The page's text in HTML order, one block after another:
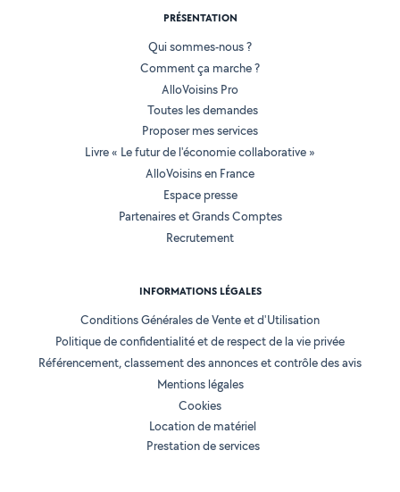
PRÉSENTATION
Qui sommes-nous ?
Comment ça marche ?
AlloVoisins Pro
Toutes les demandes
Proposer mes services
Livre « Le futur de l'économie collaborative »
AlloVoisins en France
Espace presse
Partenaires et Grands Comptes
Recrutement
INFORMATIONS LÉGALES
Conditions Générales de Vente et d'Utilisation
Politique de confidentialité et de respect de la vie privée
Référencement, classement des annonces et contrôle des avis
Mentions légales
Cookies
Location de matériel
Prestation de services